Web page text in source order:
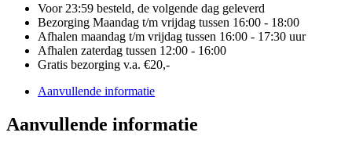
Voor 23:59 besteld, de volgende dag geleverd
Bezorging Maandag t/m vrijdag tussen 16:00 - 18:00
Afhalen maandag t/m vrijdag tussen 16:00 - 17:30 uur
Afhalen zaterdag tussen 12:00 - 16:00
Gratis bezorging v.a. €20,-
Aanvullende informatie
Aanvullende informatie